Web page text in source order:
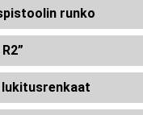
runko
lukitusrenkaat